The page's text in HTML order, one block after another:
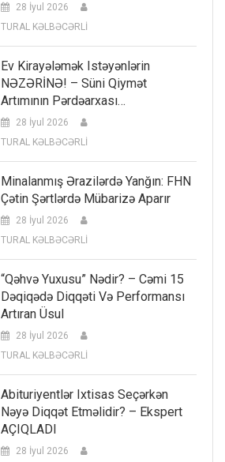
28 İyul 2026
TURAL KƏLBƏCƏRLİ
Ev Kirayələmək Istəyənlərin
NƏZƏRİNƏ! – Süni Qiymət
Artımının Pərdəarxası…
28 İyul 2026
TURAL KƏLBƏCƏRLİ
Minalanmış Ərazilərdə Yanğın: FHN
Çətin Şərtlərdə Mübarizə Aparır
28 İyul 2026
TURAL KƏLBƏCƏRLİ
“Qəhvə Yuxusu” Nədir? – Cəmi 15
Dəqiqədə Diqqəti Və Performansı
Artıran Üsul
28 İyul 2026
TURAL KƏLBƏCƏRLİ
Abituriyentlər Ixtisas Seçərkən
Nəyə Diqqət Etməlidir? – Ekspert
AÇIQLADI
28 İyul 2026